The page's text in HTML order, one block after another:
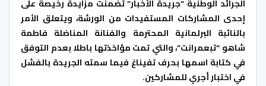
الجرائد الوطنية “جريدة الأخبار” تضمنت مزايدة رخيصة على
إحدى المشاركات المستفيدات من الورشة، ويتعلق الأمر
بالنائبة البرلمانية المحترمة والفنانة المناضلة فاطمة
شاهو “تبعمرانت”، والتي تمت مؤاخذتها باطلا بعدم التوفق
في كتابة اسمها بحرف تفيناغ فيما سمته الجريدة بالفشل
في اختبار أجري للمشاركين.